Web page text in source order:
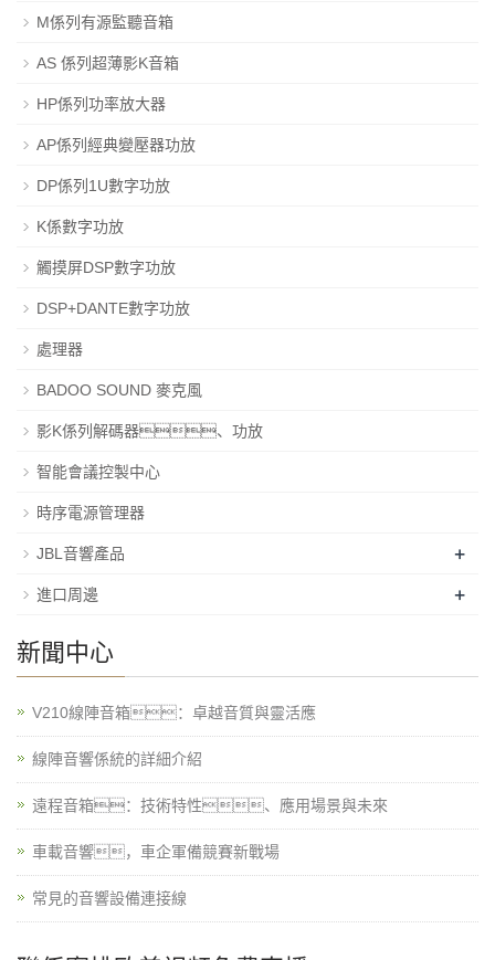
M係列有源監聽音箱
AS 係列超薄影K音箱
HP係列功率放大器
AP係列經典變壓器功放
DP係列1U數字功放
K係數字功放
觸摸屏DSP數字功放
DSP+DANTE數字功放
處理器
BADOO SOUND 麥克風
影K係列解碼器、功放
智能會議控製中心
時序電源管理器
JBL音響產品 +
進口周邊 +
新聞中心
V210線陣音箱：卓越音質與靈活應
線陣音響係統的詳細介紹
遠程音箱：技術特性、應用場景與未來
車載音響，車企軍備競賽新戰場
常見的音響設備連接線